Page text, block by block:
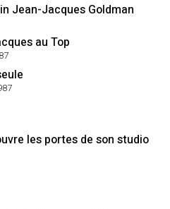
Jean-Jacques Goldman
au Top
les portes de son studio